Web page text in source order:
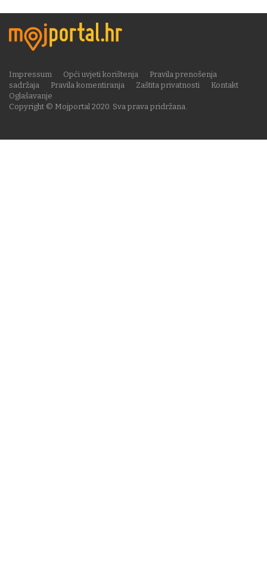
Copyright © Mojportal 2020. Sva prava pridržana.
Impressum Opći uvjeti korištenja
Pravila prenošenja
sadržaja
Pravila komentiranja Zaštita privatnosti
Kontakt
Oglašavanje